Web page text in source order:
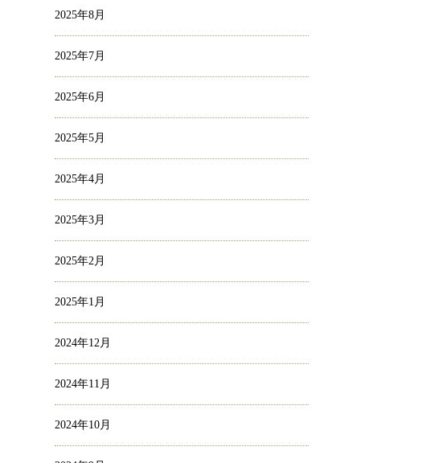
2025年8月
2025年7月
2025年6月
2025年5月
2025年4月
2025年3月
2025年2月
2025年1月
2024年12月
2024年11月
2024年10月